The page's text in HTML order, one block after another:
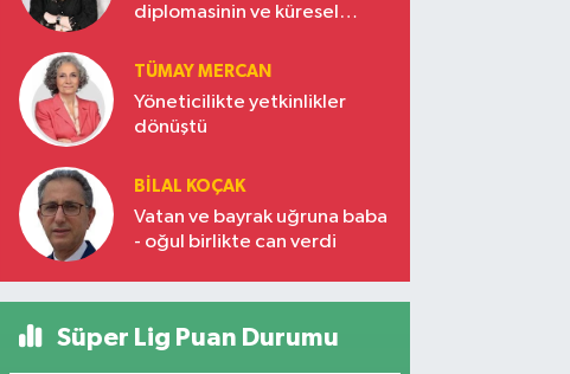
diplomasinin ve küresel
Türkiye’nin yükselen gücü
TÜMAY MERCAN
Yöneticilikte yetkinlikler
dönüştü
BILAL KOÇAK
Vatan ve bayrak uğruna baba
- oğul birlikte can verdi
Süper Lig Puan Durumu